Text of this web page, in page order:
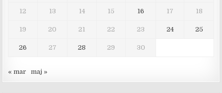
12 13 14 15 16 17 18
19 20 21 22 23 24 25
26 27 28 29 30
« mar maj »